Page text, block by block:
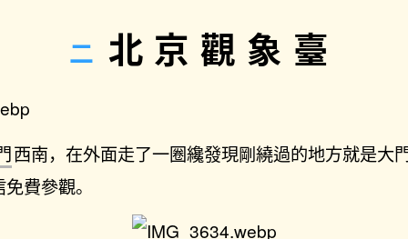
北京觀象臺
西南，在外面走了一圈纔發現剛繞過的地方就是大
費參觀。